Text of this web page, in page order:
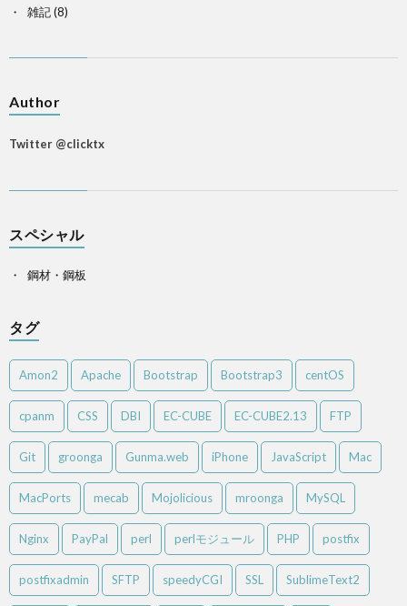
雑記(8)
Author
Twitter @clicktx
スペシャル
鋼材・鋼板
タグ
Amon2 Apache Bootstrap Bootstrap3 centOS
cpanm CSS DBI EC-CUBE EC-CUBE2.13 FTP
Git groonga Gunma.web iPhone JavaScript Mac
MacPorts mecab Mojolicious mroonga MySQL
Nginx PayPal perl perlモジュール PHP postfix
postfixadmin SFTP speedyCGI SSL SublimeText2